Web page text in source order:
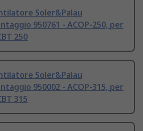
Soler&Palau
950761 - ACOP-250, per
250
Soler&Palau
950002 - ACOP-315, per
315